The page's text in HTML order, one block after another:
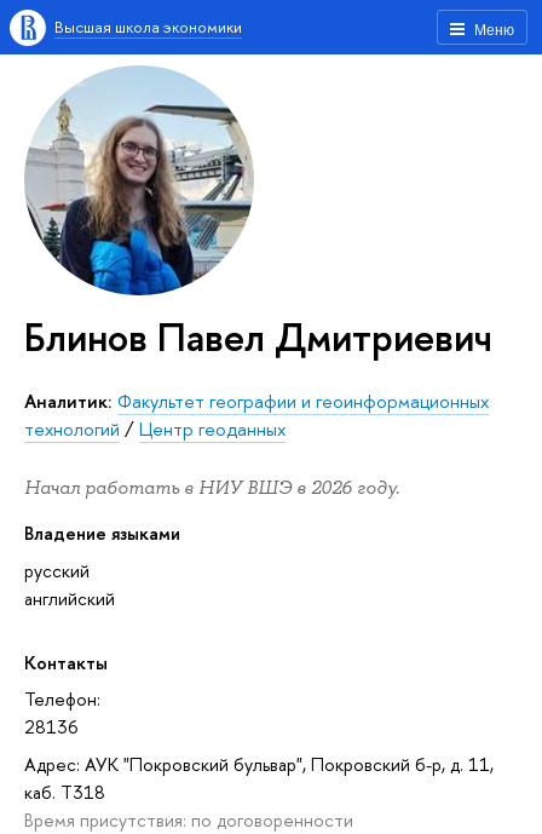
Меню
Высшая школа экономики
Блинов Павел Дмитриевич
Аналитик: Факультет географии и геоинформационных
технологий /Центр геоданных
Начал работать в НИУ ВШЭ в 2026 году.
Владение языками
русский
английский
Контакты
Телефон:
28136
Адрес: АУК "Покровский бульвар", Покровский б-р, д. 11,
каб. T318
Время присутствия: по договоренности